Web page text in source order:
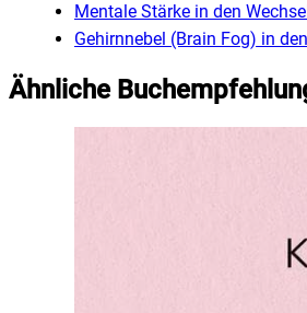
Mentale Stärke in den
Gehirnnebel (Brain Fog) in
Ähnliche